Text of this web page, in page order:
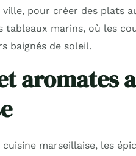
pour créer des plats
tableaux marins, où les
baignés de soleil.
aromates
cuisine marseillaise, les